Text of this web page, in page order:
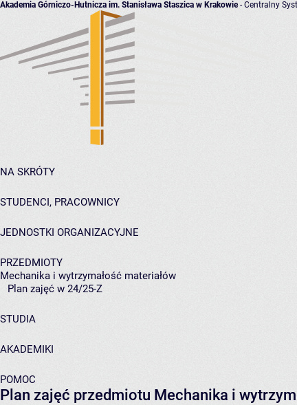
Akademia Górniczo-Hutnicza im. Stanisława Staszica w Krakowie- Centralny
NA SKRÓTY
STUDENCI, PRACOWNICY
JEDNOSTKI ORGANIZACYJNE
PRZEDMIOTY
Mechanika i wytrzymałość materiałów
Plan zajęć w 24/25-Z
STUDIA
AKADEMIKI
POMOC
Plan zajęć przedmiotu Mechanika i